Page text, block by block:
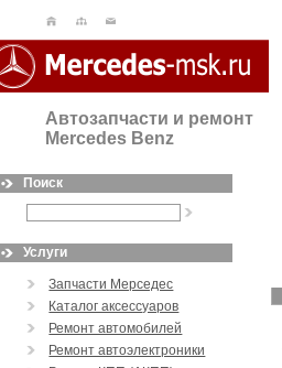
Автозапчасти и ремонт
Mercedes Benz
Поиск
Услуги
Запчасти Мерседес
Каталог аксессуаров
Ремонт автомобилей
Ремонт автоэлектроники